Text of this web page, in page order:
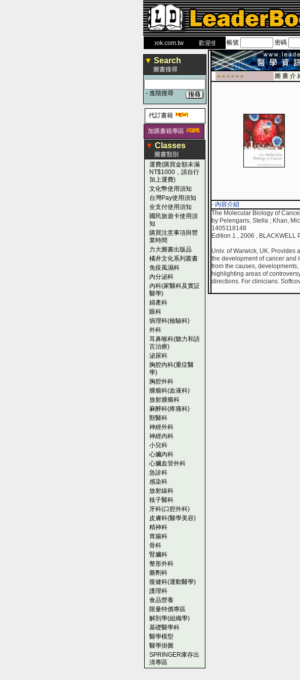
www.leaderbook.com.tw歡迎使用 國民旅遊卡！！
帳號 密碼
▼ Search
圖書搜尋
- 進階搜尋
代訂書籍
加購書籍專區
▼ Classes
圖書類別
運費(購買金額未滿
NT$1000，請自行
加上運費)
文化幣使用須知
台灣Pay使用須知
全支付使用須知
國民旅遊卡使用須
知
購買注意事項與營
業時間
力大圖書出版品
橘井文化系列叢書
免疫風濕科
內分泌科
內科(家醫科及實証
醫學)
婦產科
眼科
病理科(檢驗科)
外科
耳鼻喉科(聽力和語
言治療)
泌尿科
胸腔內科(重症醫
學)
胸腔外科
腫瘤科(血液科)
放射腫瘤科
麻醉科(疼痛科)
獸醫科
神經外科
神經內科
小兒科
心臟內科
心臟血管外科
急診科
感染科
放射線科
核子醫科
牙科(口腔外科)
皮膚科(醫學美容)
精神科
胃腸科
骨科
腎臟科
整形外科
藥劑科
復健科(運動醫學)
護理科
食品營養
限量特價專區
解剖學(組織學)
基礎醫學科
醫學模型
醫學掛圖
SPRINGER庫存出
清專區
-■ ■ ■ ■ ■ ■ 圖 書 介
- 內容介紹
The Molecular Biology of
by Pelengaris, Stella ; Khan,
1405118148
Edition 1 , 2006 , BLACKWELL
Univ. of Warwick, UK. Provides
the development of cancer and
from the causes,
highlighting areas of
directions. For clinicians.